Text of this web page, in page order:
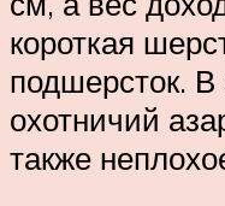
короткая
подшерсток. В
охотничий
также